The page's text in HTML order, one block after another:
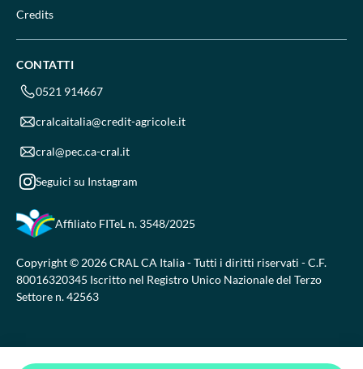
Credits
CONTATTI
0521 914667
cralcaitalia@credit-agricole.it
cral@pec.ca-cral.it
Seguici su Instagram
Affiliato FITeL n. 3548/2025
Copyright © 2026 CRAL CA Italia - Tutti i diritti riservati - C.F.
80016320345 Iscritto nel Registro Unico Nazionale del Terzo
Settore n. 42563